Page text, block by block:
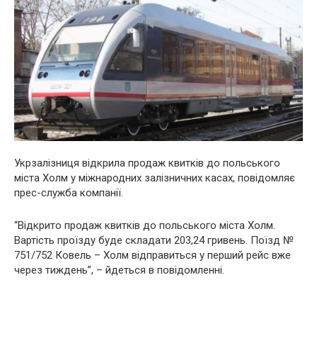
Укрзалізниця відкрила продаж квитків до польського
міста Холм у міжнародних залізничних касах, повідомляє
прес-служба компанії.
“Відкрито продаж квитків до польського міста Холм.
Вартість проїзду буде складати 203,24 гривень. Поїзд №
751/752 Ковель – Холм відправиться у перший рейс вже
через тиждень”, – йдеться в повідомленні.